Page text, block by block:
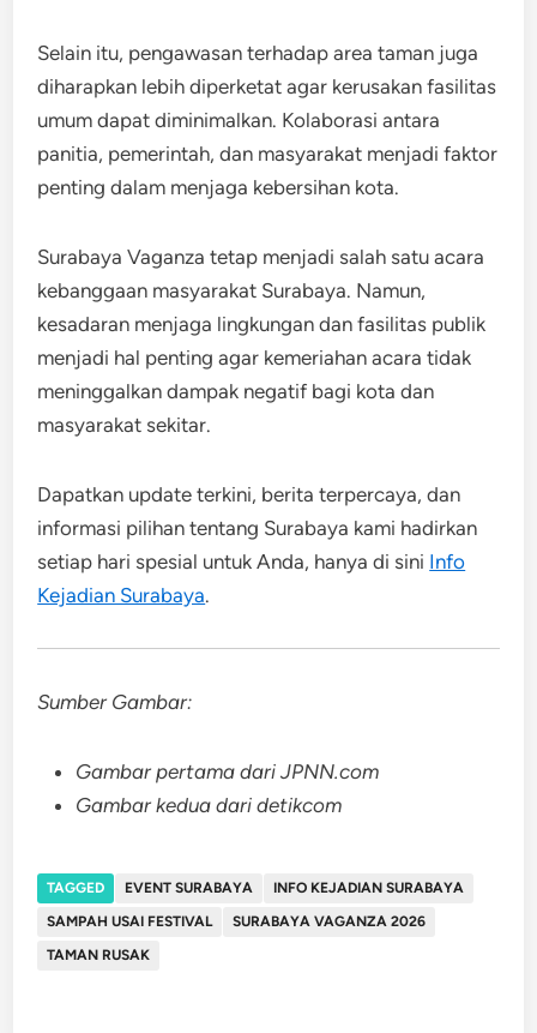
Selain itu, pengawasan terhadap area taman juga
diharapkan lebih diperketat agar kerusakan fasilitas
umum dapat diminimalkan. Kolaborasi antara
panitia, pemerintah, dan masyarakat menjadi faktor
penting dalam menjaga kebersihan kota.
Surabaya Vaganza tetap menjadi salah satu acara
kebanggaan masyarakat Surabaya. Namun,
kesadaran menjaga lingkungan dan fasilitas publik
menjadi hal penting agar kemeriahan acara tidak
meninggalkan dampak negatif bagi kota dan
masyarakat sekitar.
Dapatkan update terkini, berita terpercaya, dan
informasi pilihan tentang Surabaya kami hadirkan
setiap hari spesial untuk Anda, hanya di sini Info
Kejadian Surabaya.
Sumber Gambar:
Gambar pertama dari JPNN.com
Gambar kedua dari detikcom
TAGGED EVENT SURABAYA
INFO KEJADIAN SURABAYA
SAMPAH USAI FESTIVAL
SURABAYA VAGANZA 2026
TAMAN RUSAK